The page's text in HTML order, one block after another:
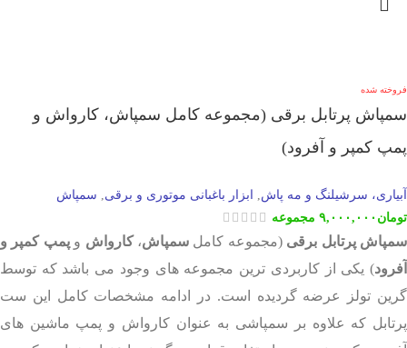
فروخته شده
سمپاش پرتابل برقی (مجموعه کامل سمپاش، کارواش و
پمپ کمپر و آفرود)
آبیاری، سرشیلنگ و مه پاش ابزار باغبانی موتوری و برقی سمپاش
تومان ۹,۰۰۰,۰۰۰ مجموعه
سمپاش پرتابل برقی (مجموعه کامل سمپاش،کارواش وپمپ کمپر و
آفرود) یکی از کاربردی ترین مجموعه های وجود می باشد که توسط
گرین تولز عرضه گردیده است. در ادامه مشخصات کامل این ست
پرتابل که علاوه بر سمپاشی به عنوان کارواش و پمپ ماشین های